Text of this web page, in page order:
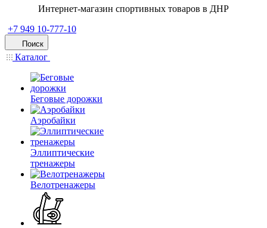
Интернет-магазин спортивных товаров в ДНР
+7 949 10-777-10
Поиск
Каталог
Беговые дорожки
Аэробайки
Эллиптические
тренажеры
Велотренажеры